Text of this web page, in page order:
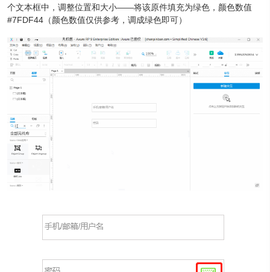
个文本框中，调整位置和大小——将该原件填充为绿色，颜色数值
#7FDF44（颜色数值仅供参考，调成绿色即可）